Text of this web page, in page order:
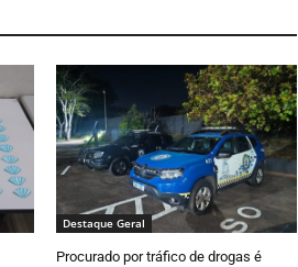
Destaque Geral
Procurado por tráfico de drogas é